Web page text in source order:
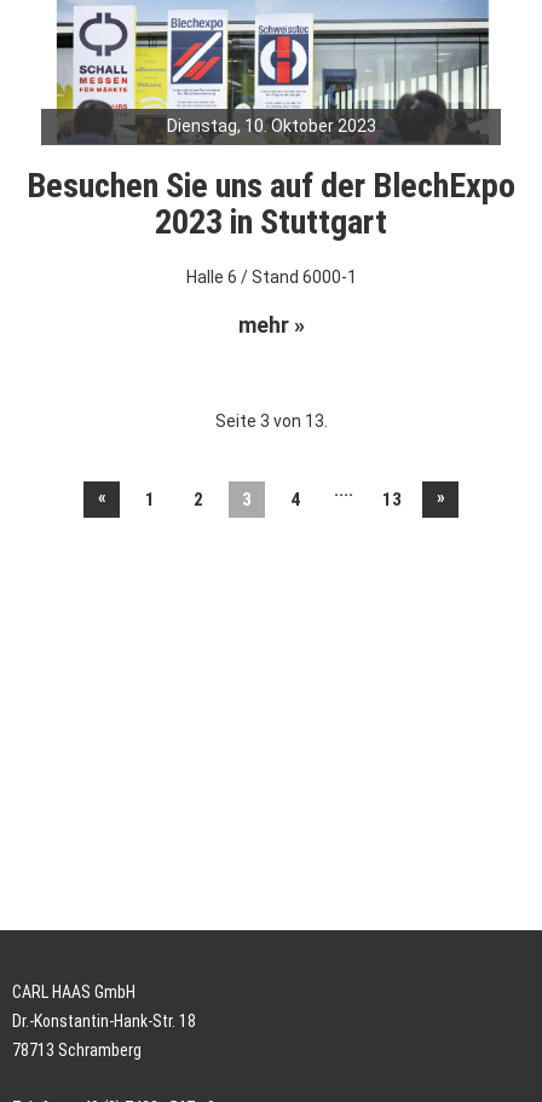
Dienstag, 10. Oktober 2023
Besuchen Sie uns auf der BlechExpo
2023 in Stuttgart
Halle 6 / Stand 6000-1
mehr »
Seite 3 von 13.
« 1 2 3 4 .... 13 »
CARL HAAS GmbH
Dr.-Konstantin-Hank-Str. 18
78713 Schramberg